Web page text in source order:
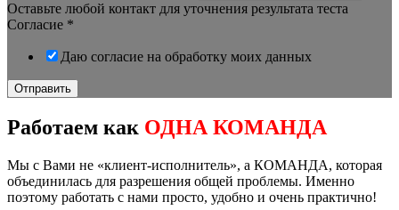
Оставьте любой контакт для уточнения результата теста
Согласие *
Даю согласие на обработку моих данных
Отправить
Работаем как ОДНА КОМАНДА
Мы с Вами не «клиент-исполнитель», а КОМАНДА, которая
объединилась для разрешения общей проблемы. Именно
поэтому работать с нами просто, удобно и очень практично!